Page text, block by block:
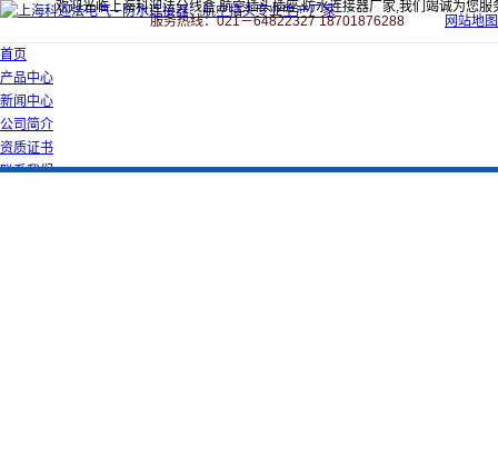
欢迎光临上海科迎法分线盒,航空插头插座,防水连接器厂家,我们竭诚为您服
服务热线：021－64822327 18701876288
网站地图
首页
产品中心
新闻中心
公司简介
资质证书
联系我们